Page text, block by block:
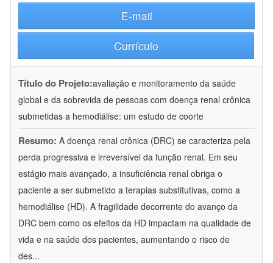
E-mail
Currículo
Título do Projeto:avaliação e monitoramento da saúde
global e da sobrevida de pessoas com doença renal crônica
submetidas a hemodiálise: um estudo de coorte
Resumo: A doença renal crônica (DRC) se caracteriza pela
perda progressiva e irreversível da função renal. Em seu
estágio mais avançado, a insuficiência renal obriga o
paciente a ser submetido a terapias substitutivas, como a
hemodiálise (HD). A fragilidade decorrente do avanço da
DRC bem como os efeitos da HD impactam na qualidade de
vida e na saúde dos pacientes, aumentando o risco de
des...